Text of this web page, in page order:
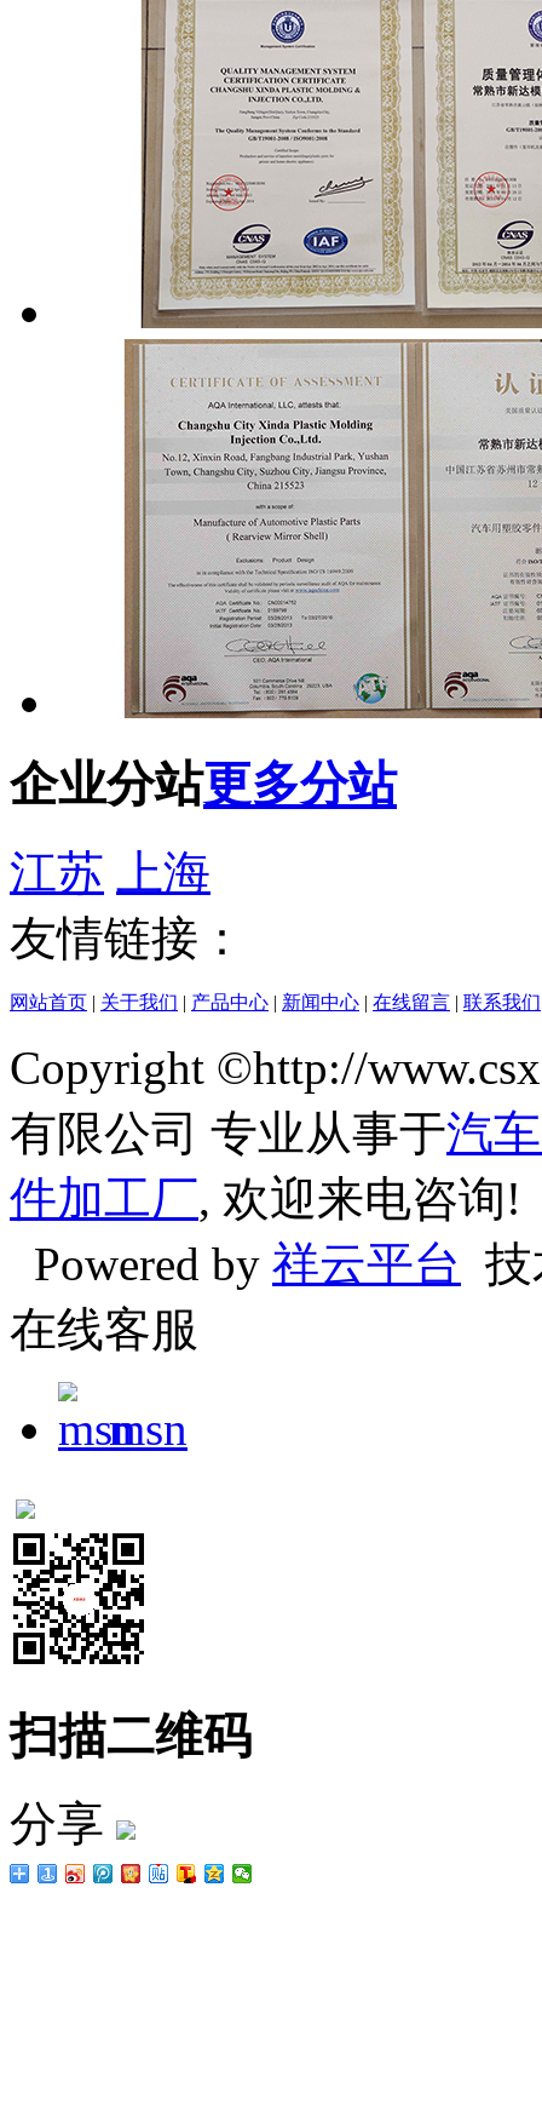
企业分站更多分站
江苏
上海
友情链接：
网站首页 | 关于我们 | 产品中心 | 新闻中心 | 在线留言 | 联系我们
Copyright ©http://
有限公司 专业从事于汽
件加工厂, 欢迎来电咨询!
Powered by 祥云平台
在线客服
msn
扫描二维码
分享